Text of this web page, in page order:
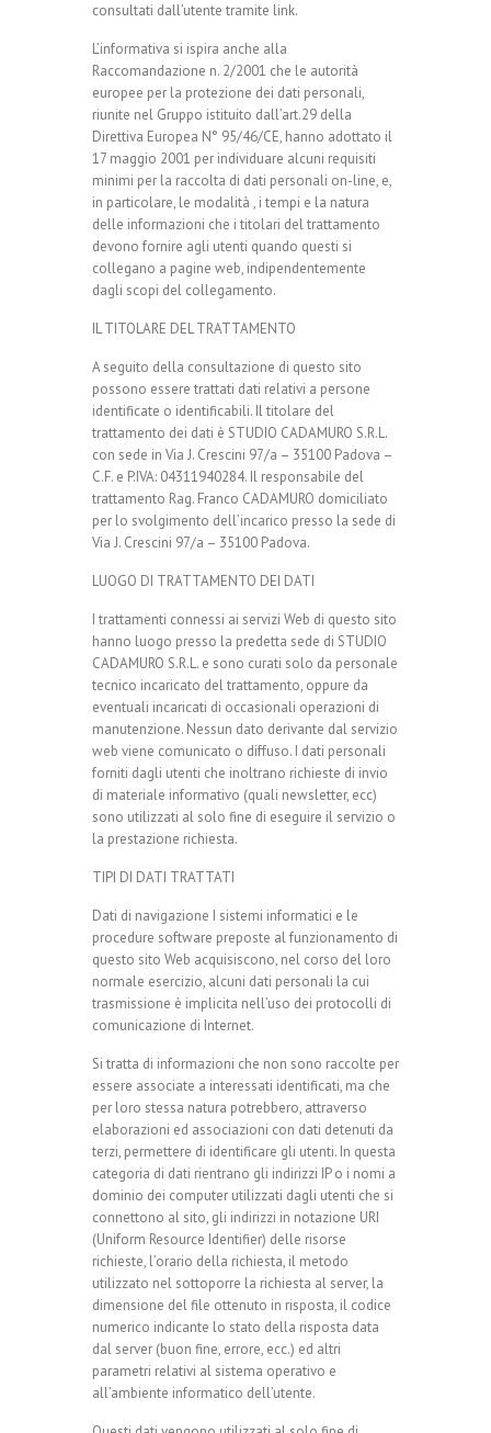
consultati dall’utente tramite link.
L’informativa si ispira anche alla
Raccomandazione n. 2/2001 che le autorità
europee per la protezione dei dati personali,
riunite nel Gruppo istituito dall’art.29 della
Direttiva Europea N° 95/46/CE, hanno adottato il
17 maggio 2001 per individuare alcuni requisiti
minimi per la raccolta di dati personali on-line, e,
in particolare, le modalità , i tempi e la natura
delle informazioni che i titolari del trattamento
devono fornire agli utenti quando questi si
collegano a pagine web, indipendentemente
dagli scopi del collegamento.
IL TITOLARE DEL TRATTAMENTO
A seguito della consultazione di questo sito
possono essere trattati dati relativi a persone
identificate o identificabili. Il titolare del
trattamento dei dati è STUDIO CADAMURO S.R.L.
con sede in Via J. Crescini 97/a – 35100 Padova –
C.F. e P.IVA: 04311940284. Il responsabile del
trattamento Rag. Franco CADAMURO domiciliato
per lo svolgimento dell’incarico presso la sede di
Via J. Crescini 97/a – 35100 Padova.
LUOGO DI TRATTAMENTO DEI DATI
I trattamenti connessi ai servizi Web di questo sito
hanno luogo presso la predetta sede di STUDIO
CADAMURO S.R.L. e sono curati solo da personale
tecnico incaricato del trattamento, oppure da
eventuali incaricati di occasionali operazioni di
manutenzione. Nessun dato derivante dal servizio
web viene comunicato o diffuso. I dati personali
forniti dagli utenti che inoltrano richieste di invio
di materiale informativo (quali newsletter, ecc)
sono utilizzati al solo fine di eseguire il servizio o
la prestazione richiesta.
TIPI DI DATI TRATTATI
Dati di navigazione I sistemi informatici e le
procedure software preposte al funzionamento di
questo sito Web acquisiscono, nel corso del loro
normale esercizio, alcuni dati personali la cui
trasmissione è implicita nell’uso dei protocolli di
comunicazione di Internet.
Si tratta di informazioni che non sono raccolte per
essere associate a interessati identificati, ma che
per loro stessa natura potrebbero, attraverso
elaborazioni ed associazioni con dati detenuti da
terzi, permettere di identificare gli utenti. In questa
categoria di dati rientrano gli indirizzi IP o i nomi a
dominio dei computer utilizzati dagli utenti che si
connettono al sito, gli indirizzi in notazione URI
(Uniform Resource Identifier) delle risorse
richieste, l’orario della richiesta, il metodo
utilizzato nel sottoporre la richiesta al server, la
dimensione del file ottenuto in risposta, il codice
numerico indicante lo stato della risposta data
dal server (buon fine, errore, ecc.) ed altri
parametri relativi al sistema operativo e
all’ambiente informatico dell’utente.